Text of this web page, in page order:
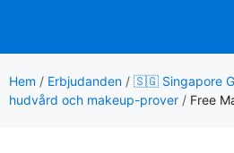
innehåll
Hem / Erbjudanden / 🇸🇬 Singapore
hudvård och makeup-prover / Free